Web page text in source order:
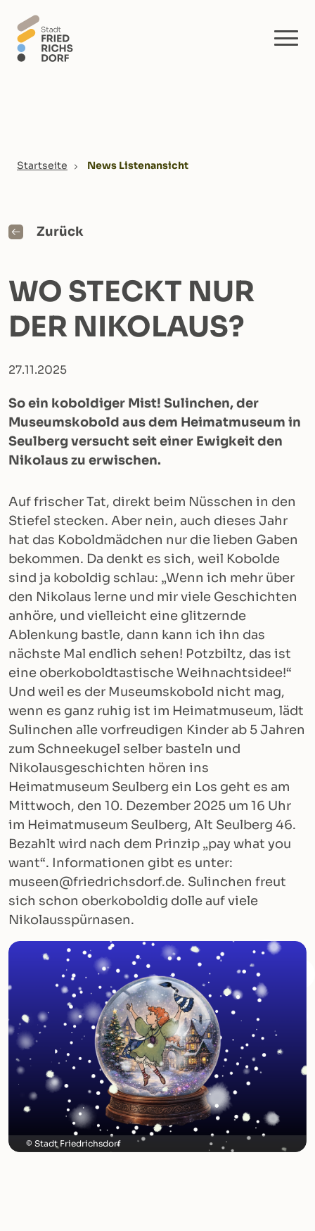
You are here:
Startseite News Listenansicht
Zurück
WO STECKT NUR
DER NIKOLAUS?
27.11.2025
So ein koboldiger Mist! Sulinchen, der
Museumskobold aus dem Heimatmuseum in
Seulberg versucht seit einer Ewigkeit den
Nikolaus zu erwischen.
Auf frischer Tat, direkt beim Nüsschen in den
Stiefel stecken. Aber nein, auch dieses Jahr
hat das Koboldmädchen nur die lieben Gaben
bekommen. Da denkt es sich, weil Kobolde
sind ja koboldig schlau: „Wenn ich mehr über
den Nikolaus lerne und mir viele Geschichten
anhöre, und vielleicht eine glitzernde
Ablenkung bastle, dann kann ich ihn das
nächste Mal endlich sehen! Potzbiltz, das ist
eine oberkoboldtastische Weihnachtsidee!“
Und weil es der Museumskobold nicht mag,
wenn es ganz ruhig ist im Heimatmuseum, lädt
Sulinchen alle vorfreudigen Kinder ab 5 Jahren
zum Schneekugel selber basteln und
Nikolausgeschichten hören ins
Heimatmuseum Seulberg ein Los geht es am
Mittwoch, den 10. Dezember 2025 um 16 Uhr
im Heimatmuseum Seulberg, Alt Seulberg 46.
Bezahlt wird nach dem Prinzip „pay what you
want“. Informationen gibt es unter:
museen@friedrichsdorf.de. Sulinchen freut
sich schon oberkoboldig dolle auf viele
Nikolausspürnasen.
Stadt Friedrichsdorf